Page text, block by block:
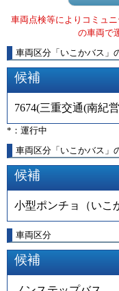
車両点検等によりコミュ
の車両で
車両区分 「 いこかバス 」
候補
7674(三重交通(南紀
*：運行中
車両区分「いこかバス」
候補
小型ポンチョ（いこ
車両区分
候補